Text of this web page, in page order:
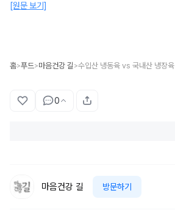
[원문 보기]
홈>푸드>마음건강 길 >수입산 냉동육 vs 국내산 냉장육
0
마음건강 길 방문하기